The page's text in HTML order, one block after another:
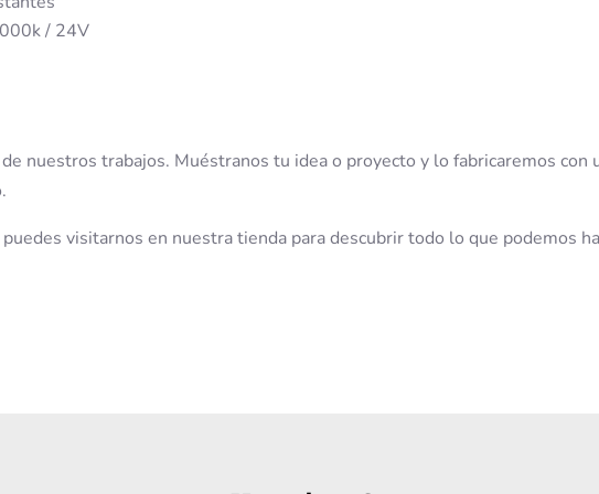
/ 24V
nuestros trabajos. Muéstranos tu idea o proyecto y lo fabricaremos con
visitarnos en nuestra tienda para descubrir todo lo que podemos